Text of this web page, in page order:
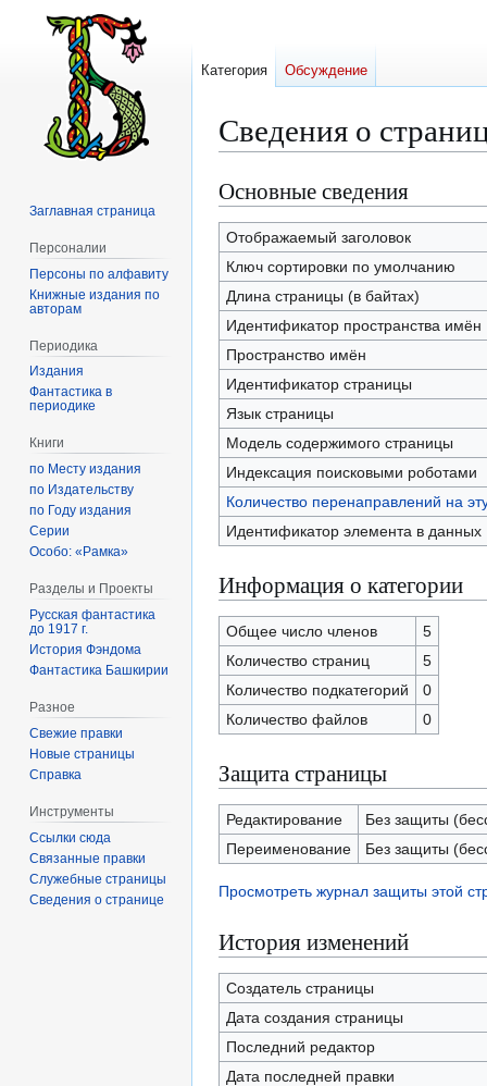
Сведения о
Перейти
к
навигации
Перейти
к
поиску
Основные сведения
Отображаемый заголовок
Ключ сортировки по умолчанию
Длина страницы (в байтах)
Идентификатор пространства имён
Пространство имён
Идентификатор страницы
Язык страницы
Модель содержимого страницы
Индексация поисковыми роботами
Количество перенаправлений на
Идентификатор элемента в данных
Информация о категории
Общее число членов
5
Количество страниц
5
Количество подкатегорий
0
Количество файлов
0
Защита страницы
Редактирование
Без защиты
Переименование
Без защиты
Просмотреть журнал защиты этой
История изменений
Создатель страницы
Дата создания страницы
Последний редактор
Дата последней правки
Категория Обсуждение
Заглавная страница
Персоналии
Персоны по алфавиту
Книжные издания по
авторам
Периодика
Издания
Фантастика в
периодике
Книги
по Месту издания
по Издательству
по Году издания
Серии
Особо: «Рамка»
Разделы и Проекты
Русская фантастика
до 1917 г.
История Фэндома
Фантастика Башкирии
Разное
Свежие правки
Новые страницы
Справка
Инструменты
Ссылки сюда
Связанные правки
Служебные страницы
Сведения о странице